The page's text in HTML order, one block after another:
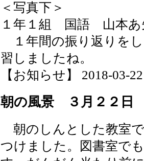
＜写真下＞
１年１組 国語 山本あ
１年間の振り返りを
習しましたね。
【お知らせ】 2018-03-
朝の風景 ３月２２日
朝のしんとした教室
つけました。図書室で